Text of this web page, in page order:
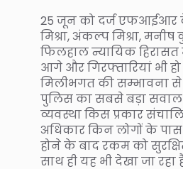
25 जून को दर्ज एफआईआर
मिश्रा, अंकल्प मिश्रा,
फिलहाल न्यायिक
आगे और गिरफ्तारियां भी
मिलीभगत की सम्भावना
पुलिस का सबसे बड़ा सवाल
व्यवस्था किस प्रकार
अधिकार किन लोगों के पास
होने के बाद रकम को
साथ ही यह भी देखा जा